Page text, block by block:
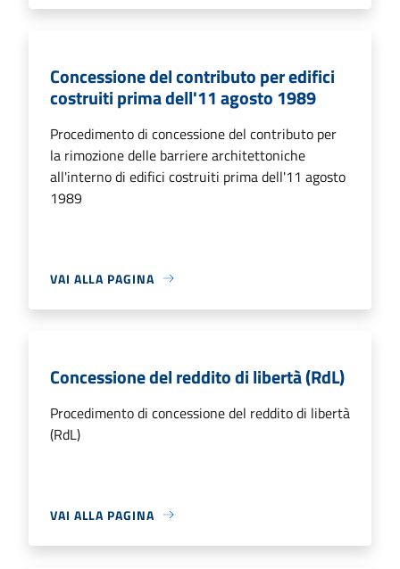
Concessione del contributo per edifici
costruiti prima dell'11 agosto 1989
Procedimento di concessione del contributo per
la rimozione delle barriere architettoniche
all'interno di edifici costruiti prima dell'11 agosto
1989
VAI ALLA PAGINA
Concessione del reddito di libertà (RdL)
Procedimento di concessione del reddito di libertà
(RdL)
VAI ALLA PAGINA